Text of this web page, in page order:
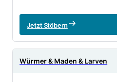
Jetzt Stöbern
Würmer & Maden & Larven